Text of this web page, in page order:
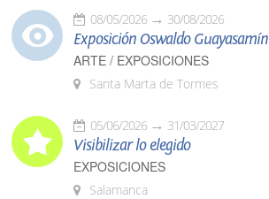
08/05/2026 30/08/2026
Exposición Oswaldo Guayasamín
ARTE / EXPOSICIONES
Santa Marta de Tormes
05/06/2026 31/03/2027
Visibilizar lo elegido
EXPOSICIONES
Salamanca